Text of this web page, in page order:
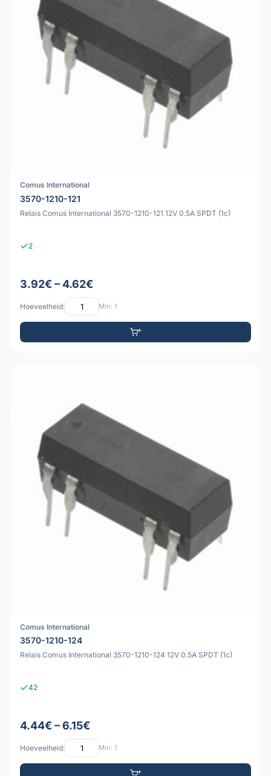
Comus International
3570-1210-121
Relais Comus International 3570-1210-121 12V 0.5A SPDT (1c)
2
3.92€ – 4.62€
Hoeveelheid: Min: 1
Comus International
3570-1210-124
Relais Comus International 3570-1210-124 12V 0.5A SPDT (1c)
42
4.44€ – 6.15€
Hoeveelheid: Min: 1